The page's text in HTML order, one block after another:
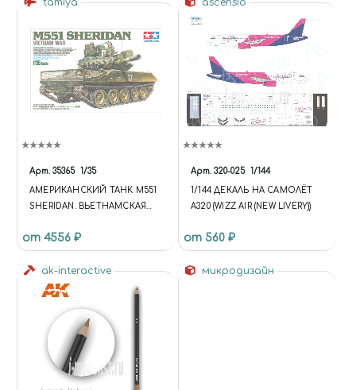
tamiya
Арт. 35365 1/35
АМЕРИКАНСКИЙ ТАНК М551
SHERIDAN. ВЬЕТНАМСКАЯ
(1:35)
от 4556 ₽
ascensio
Арт. 320-025 1/144
1/144 ДЕКАЛЬ НА САМОЛЁТ
A320 (WIZZ AIR (NEW LIVERY))
от 560 ₽
ak-interactive микродизайн